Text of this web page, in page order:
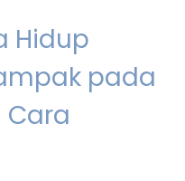
Hidup
pada
Cara